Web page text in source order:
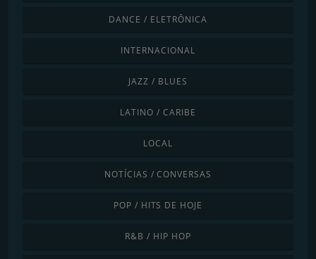
DANCE / ELETRÔNICA
INTERNACIONAL
JAZZ / BLUES
LATINO / CARIBE
LOCAL
NOTÍCIAS / CONVERSAS
POP / HITS DE HOJE
R&B / HIP HOP